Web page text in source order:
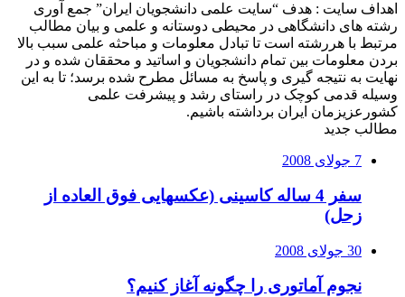
اهداف سایت : هدف “سایت علمی دانشجویان ایران” جمع آوری
رشته های دانشگاهی در محیطی دوستانه و علمی و بیان مطالب
مرتبط با هررشته است تا تبادل معلومات و مباحثه علمی سبب بالا
بردن معلومات بین تمام دانشجویان و اساتید و محققان شده و در
نهایت به نتیجه گیری و پاسخ به مسائل مطرح شده برسد؛ تا به این
وسیله قدمی کوچک در راستای رشد و پیشرفت علمی
کشورعزیزمان ایران برداشته باشیم.
مطالب جدید
7 جولای 2008
سفر 4 ساله کاسینی (عکسهایی فوق العاده از
زحل)
30 جولای 2008
نجوم آماتوری را چگونه آغاز کنیم؟